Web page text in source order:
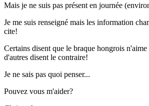
Mais je ne suis pas présent en journée
Je me suis renseigné mais les information
cite!
Certains disent que le braque hongrois
d'autres disent le contraire!
Je ne sais pas quoi penser...
Pouvez vous m'aider?